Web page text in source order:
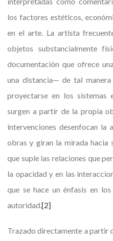
los factores estéticos,
en el arte. La artista
objetos substancialmente
documentación que ofrece
una distancia— de tal
proyectarse en los sistemas
surgen a partir de la propia
intervenciones desenfocan la
obras y giran la mirada hacia
que suple las relaciones que
la opacidad y en las
que se hace un énfasis en
autoridad.[2]
Trazado directamente a partir